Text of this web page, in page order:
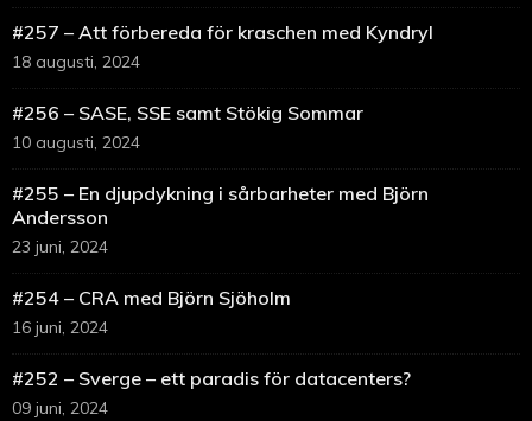
#257 – Att förbereda för kraschen med Kyndryl
18 augusti, 2024
#256 – SASE, SSE samt Stökig Sommar
10 augusti, 2024
#255 – En djupdykning i sårbarheter med Björn
Andersson
23 juni, 2024
#254 – CRA med Björn Sjöholm
16 juni, 2024
#252 – Sverge – ett paradis för datacenters?
09 juni, 2024